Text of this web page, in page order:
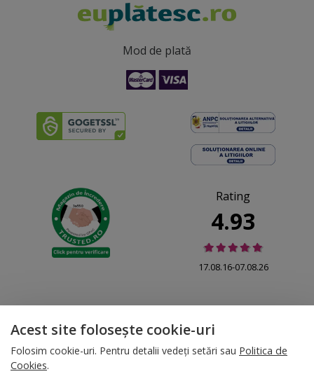
Mod de plată
Rating
4.93
17.08.16-07.08.26
© 2026 Folina.ro | All Rights Reserved. Folina.ro |Designed by Artvertising
•
Gestionează preferințe cookies
Acest site folosește cookie-uri
Folosim cookie-uri. Pentru detalii vedeți setări sau Politica de
Cookies.